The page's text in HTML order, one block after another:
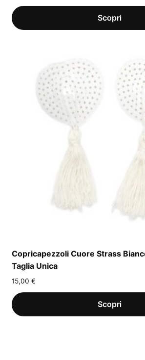
Copricapezzoli Cuore Strass
Taglia Unica
15,00 €